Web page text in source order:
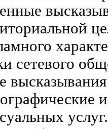
сетевого
услуг.